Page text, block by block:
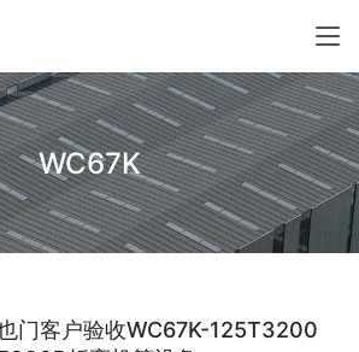
WC67K
门客户验收WC67K-125T3200